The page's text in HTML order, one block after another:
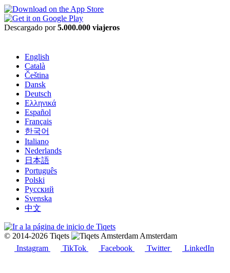
Descargado por5.000.000 viajeros
English
Català
Čeština
Dansk
Deutsch
Ελληνικά
Español
Français
한국어
Italiano
Nederlands
日本語
Português
Polski
Русский
Svenska
中文
© 2014-2026 Tiqets
Amsterdam
Instagram
TikTok Facebook Twitter LinkedIn